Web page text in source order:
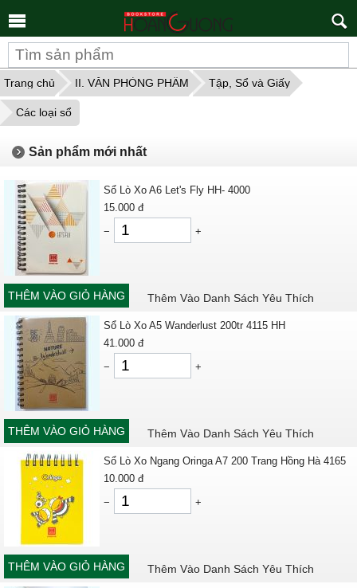
Trang chủ II. VĂN PHÒNG PHẨM Tập, Sổ và Giấy
Các loại sổ
Sản phẩm mới nhất
Sổ Lò Xo A6 Let's Fly HH- 4000
15.000 đ
−
+
THÊM VÀO GIỎ HÀNG Thêm Vào Danh Sách Yêu Thích
Sổ Lò Xo A5 Wanderlust 200tr 4115 HH
41.000 đ
−
+
THÊM VÀO GIỎ HÀNG Thêm Vào Danh Sách Yêu Thích
Sổ Lò Xo Ngang Oringa A7 200 Trang Hồng Hà 4165
10.000 đ
−
+
THÊM VÀO GIỎ HÀNG Thêm Vào Danh Sách Yêu Thích